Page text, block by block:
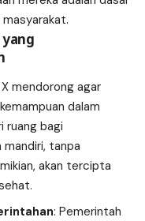
yang
mendorong agar
dalam
ruang bagi
tanpa
akan tercipta
: Pemerintah